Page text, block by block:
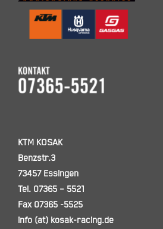
KTM KOSAK
Benzstr.3
73457 Essingen
Tel. 07365 – 5521
Fax 07365 -5525
info (at) kosak-racing.de